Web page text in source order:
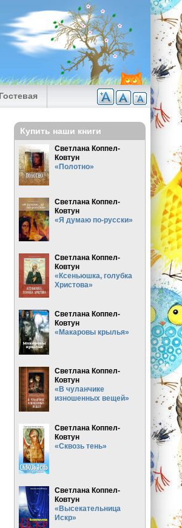
Гостевая
Купить наши книги
Светлана Коппел-
Ковтун
«Полотно»
Светлана Коппел-
Ковтун
«Я думаю по-русски»
Светлана Коппел-
Ковтун
«Ксеньюшка, голубка
Христова»
Светлана Коппел-
Ковтун
«Макаровы крылья»
Светлана Коппел-
Ковтун
«В чуланчике
изношенных вещей»
Светлана Коппел-
Ковтун
«Сквозь тень»
Светлана Коппел-
Ковтун
«Высекательница
Искр»